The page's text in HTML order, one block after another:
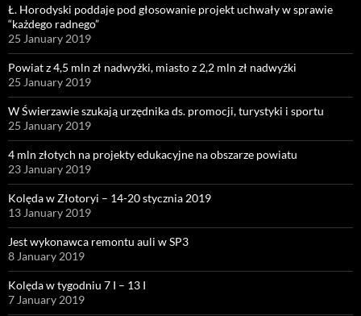
Ł. Horodyski poddaje pod głosowanie projekt uchwały w sprawie
“każdego radnego”
25 January 2019
Powiat z 4,5 mln zł nadwyżki, miasto z 2,2 mln zł nadwyżki
25 January 2019
W Świerzawie szukają urzędnika ds. promocji, turystyki i sportu
25 January 2019
4 mln złotych na projekty edukacyjne na obszarze powiatu
23 January 2019
Kolęda w Złotoryi – 14-20 stycznia 2019
13 January 2019
Jest wykonawca remontu auli w SP3
8 January 2019
Kolęda w tygodniu 7 I – 13 I
7 January 2019